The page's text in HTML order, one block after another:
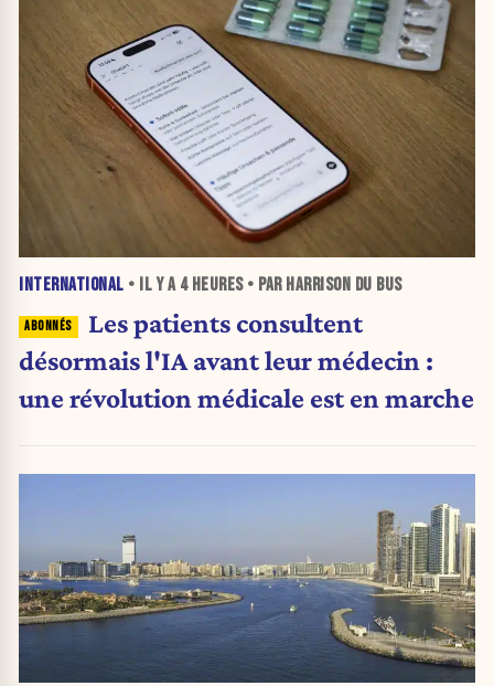
INTERNATIONAL • IL Y A 4 HEURES• PAR HARRISON DU BUS
Les patients consultent
désormais l'IA avant leur médecin :
une révolution médicale est en marche